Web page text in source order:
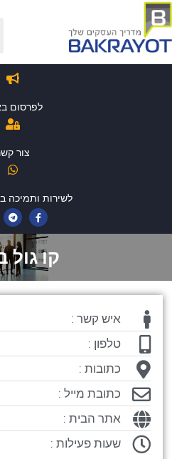
לפרסום
צור
לשירות ותמיכה
קו גול
איש קשר :
טלפון :
כתובות :
כתובת מייל :
אתר הבית :
שעות פעילות :